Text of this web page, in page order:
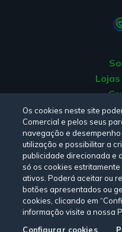
Livro de
Consulte a nossaPolítica
Termos e Condiçõese
Os cookies neste site
Comercial e pelos seus
navegação e
utilização e possibilitar a
publicidade direcionada e
só os cookies
ativos. Poderá aceitar ou
botões apresentados ou
cookies, clicando em
informação visite a nossa
Configurar cookies